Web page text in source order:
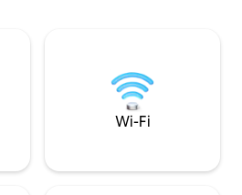
Wi-Fi